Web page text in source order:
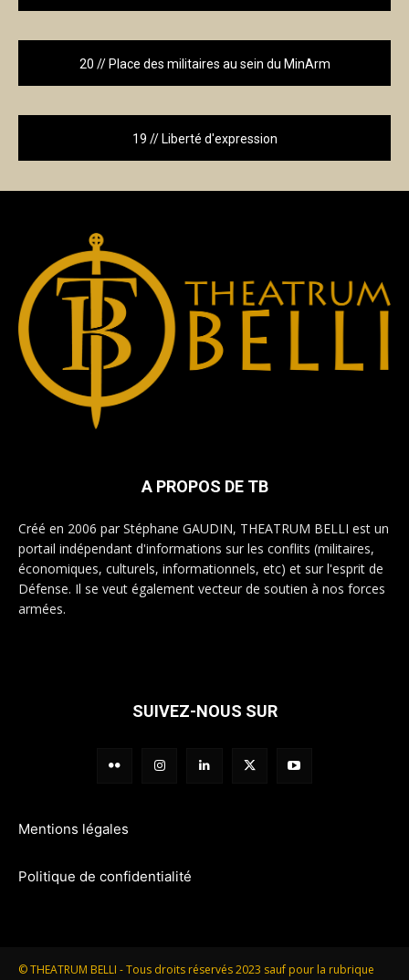
20 // Place des militaires au sein du MinArm
19 // Liberté d'expression
A PROPOS DE TB
Créé en 2006 par Stéphane GAUDIN, THEATRUM BELLI est un
portail indépendant d'informations sur les conflits (militaires,
économiques, culturels, informationnels, etc) et sur l'esprit de
Défense. Il se veut également vecteur de soutien à nos forces
armées.
SUIVEZ-NOUS SUR
Mentions légales
Politique de confidentialité
© THEATRUM BELLI - Tous droits réservés 2023 sauf pour la rubrique